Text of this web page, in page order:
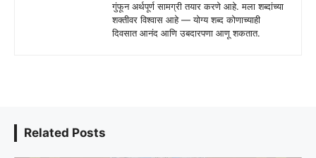
गुंफून अर्थपूर्ण सामग्री तयार करणे आहे. मला शब्दांच्या
शक्तीवर विश्वास आहे — योग्य शब्द कोणाच्याही
दिवसात आनंद आणि उबदारपणा आणू शकतात.
Related Posts